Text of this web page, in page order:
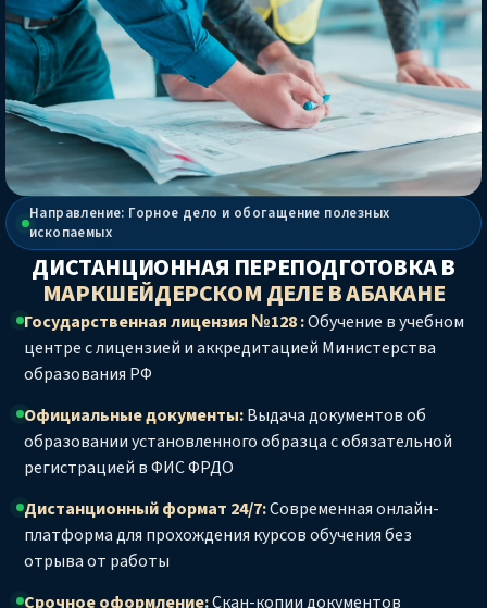
Направление: Горное дело и обогащение полезных
ископаемых
ДИСТАНЦИОННАЯ ПЕРЕПОДГОТОВКА В
МАРКШЕЙДЕРСКОМ ДЕЛЕВ АБАКАНЕ
Государственная лицензия №128 :Обучение в учебном
центре с лицензией и аккредитацией Министерства
образования РФ
Официальные документы:Выдача документов об
образовании установленного образца с обязательной
регистрацией в ФИС ФРДО
Дистанционный формат 24/7:Современная онлайн-
платформа для прохождения курсов обучения без
отрыва от работы
Срочное оформление:Скан-копии документов